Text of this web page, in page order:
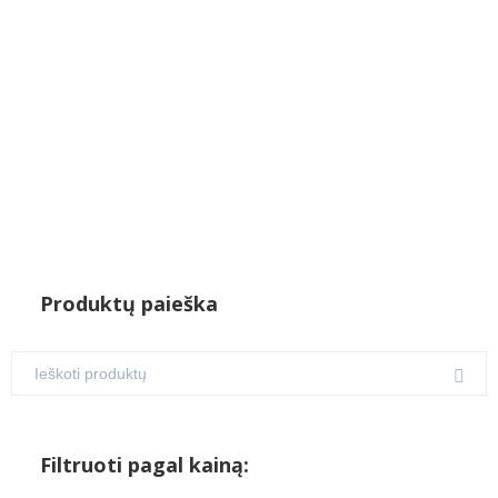
Produktų paieška
Filtruoti pagal kainą: